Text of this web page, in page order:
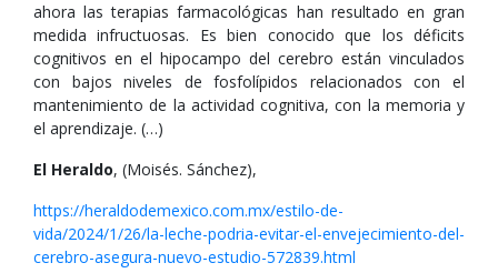
ahora las terapias farmacológicas han resultado en gran
medida infructuosas. Es bien conocido que los déficits
cognitivos en el hipocampo del cerebro están vinculados
con bajos niveles de fosfolípidos relacionados con el
mantenimiento de la actividad cognitiva, con la memoria y
el aprendizaje. (…)
El Heraldo, (Moisés. Sánchez),
https://heraldodemexico.com.mx/estilo-de-
vida/2024/1/26/la-leche-podria-evitar-el-envejecimiento-del-
cerebro-asegura-nuevo-estudio-572839.html